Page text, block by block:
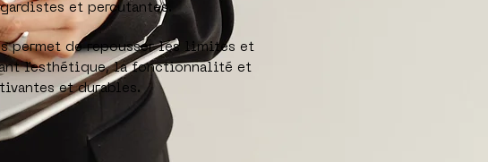
et percutantes.
permet de repousser les limites et
l'esthétique, la fonctionnalité et
et durables.